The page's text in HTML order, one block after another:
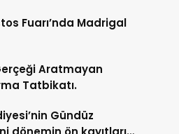
Fuarı’nda Madrigal
Aratmayan
Tatbikatı.
Gündüz